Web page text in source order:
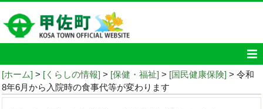
[ホーム] > [くらしの情報] > [保健・福祉] > [国民健康保険] > 令和
8年6月から入院時の食事代等が変わります